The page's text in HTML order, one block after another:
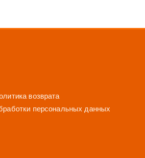
возврата
персональных данных